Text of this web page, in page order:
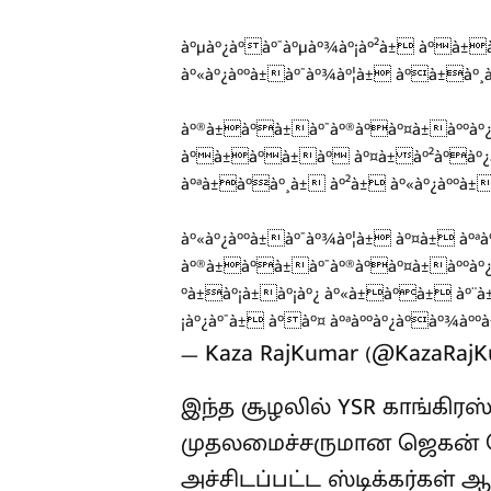
à°µà°¿à°à°¯à°µà°¾à°¡à°²à±
à°«à°¿à°°à±à°¯à°¾à°¦à±
à°à±à°à±à°
à°ªà±à°à°¸à± à°²à±
à°«à°¿à°°à±à°¯à°¾à°¦à± à°¤à±
°à±à°¡à±à°¡à°¿ à°«à±à°à±
¡à°¿à°¯à± à°à°¤
— Kaza RajKumar
இந்த சூழலில் YSR
முதலமைச்சருமான ஜெகன்
அச்சிடப்பட்ட ஸ்டிக்கர்கள்